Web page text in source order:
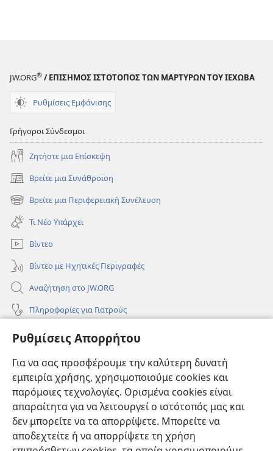
Ρυθμίσεις Απορρήτου
Για να σας προσφέρουμε την καλύτερη δυνατή
εμπειρία χρήσης, χρησιμοποιούμε cookies και
παρόμοιες τεχνολογίες. Ορισμένα cookies είναι
απαραίτητα για να λειτουργεί ο ιστότοπός μας και
δεν μπορείτε να τα απορρίψετε. Μπορείτε να
αποδεχτείτε ή να απορρίψετε τη χρήση
JW.ORG® / ΕΠΙΣΗΜΟΣ ΙΣΤΟΤΟΠΟΣ ΤΩΝ ΜΑΡΤΥΡΩΝ ΤΟΥ ΙΕΧΩΒΑ
Ρυθμίσεις Εμφάνισης
Γρήγοροι Σύνδεσμοι
Ζητήστε μια Επίσκεψη
Βρείτε μια Συνάθροιση
(ανοίγει
νέο
παράθυρο)
Βρείτε μια Περιφερειακή Συνέλευση
(ανοίγει
νέο
παράθυρο)
Τι Νέο Υπάρχει
Βίντεο
Βίντεο με Ηχητικές Περιγραφές
Αναζήτηση στο JW.ORG
Πληροφορίες για Γιατρούς
Πληροφορίες για Επίσημους Φορείς και ΜΜΕ
Συνεισφορές
(ανοίγει
παράθυρο)ΔΙΑΔΙΚΤΥΑΚΗ ΒΙΒΛΙΟΘΗΚΗ της Σκοπιάς™
(ανοίγει
νέο
παράθυρο)
JW Hub ®